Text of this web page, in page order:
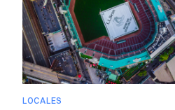
LOCALES